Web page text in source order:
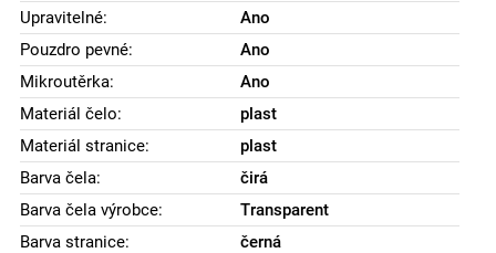
Upravitelné:
Ano
Pouzdro pevné:
Ano
Mikroutěrka:
Ano
Materiál čelo:
plast
Materiál stranice:
plast
Barva čela:
čirá
Barva čela výrobce:
Transparent
Barva stranice:
černá